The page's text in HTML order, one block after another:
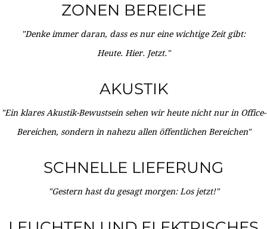
ZONEN BEREICHE
"Denke immer daran, dass es nur eine wichtige Zeit gibt:
Heute. Hier. Jetzt."
AKUSTIK
"Ein klares Akustik-Bewustsein sehen wir heute nicht nur in Office-
Bereichen, sondern in nahezu allen öffentlichen Bereichen"
SCHNELLE LIEFERUNG
"Gestern hast du gesagt morgen: Los jetzt!"